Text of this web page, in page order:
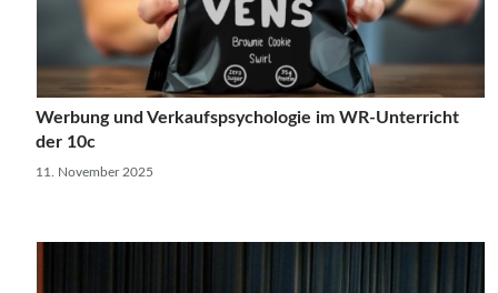
Werbung und Verkaufspsychologie im WR-Unterricht
der 10c
11. November 2025